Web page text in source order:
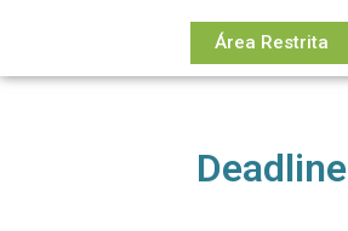
Área Restrita
Deadline